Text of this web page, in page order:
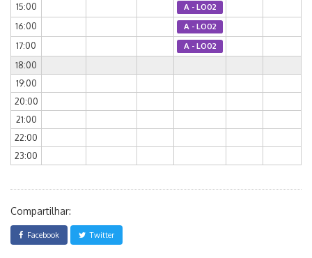
15:00 A - LO02
16:00 A - LO02
17:00 A - LO02
18:00
19:00
20:00
21:00
22:00
23:00
Compartilhar:
Facebook Twitter